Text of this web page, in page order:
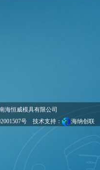
海恒威模具有限公司
号技术支持： 海纳创联